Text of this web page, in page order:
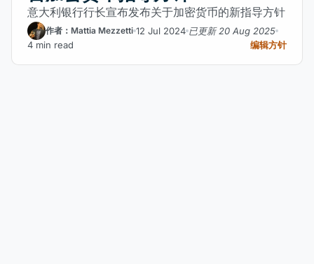
意大利银行行长宣布发布关于加密货币的新指导方针
作者：Mattia Mezzetti 12 Jul 2024 已更新 20 Aug 2025
4 min read
编辑方针